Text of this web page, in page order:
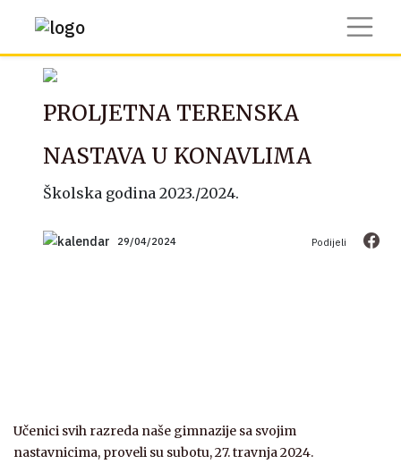
PROLJETNA TERENSKA
NASTAVA U KONAVLIMA
Školska godina 2023./2024.
29/04/2024 Podijeli
Učenici svih razreda naše gimnazije sa svojim
nastavnicima, proveli su subotu, 27. travnja 2024.